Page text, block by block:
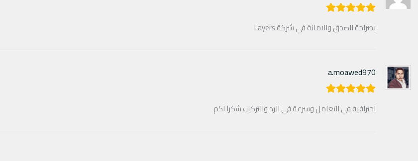
بصراحة الصدق والامانة في شركة Layers
a.moawed970
احترافية في التعامل وسرعة في الرد والتركيب شكرا لكم